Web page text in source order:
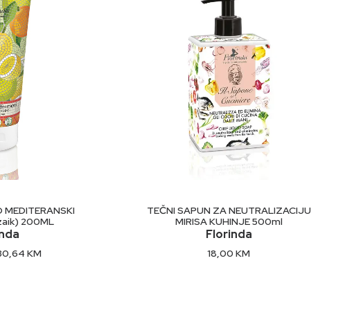
200ML
KMCurrent
DODAJ U KORPU
TEČNI SAPUN ZA NEUTRALIZACIJU
MIRISA KUHINJE 500ml
Florinda
18,00 KM